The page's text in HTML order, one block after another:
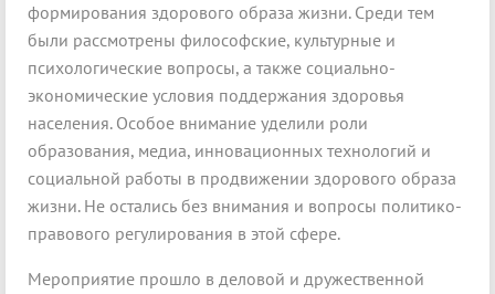
формирования здорового образа жизни. Среди тем
были рассмотрены философские, культурные и
психологические вопросы, а также социально-
экономические условия поддержания здоровья
населения. Особое внимание уделили роли
образования, медиа, инновационных технологий и
социальной работы в продвижении здорового образа
жизни. Не остались без внимания и вопросы политико-
правового регулирования в этой сфере.
Мероприятие прошло в деловой и дружественной